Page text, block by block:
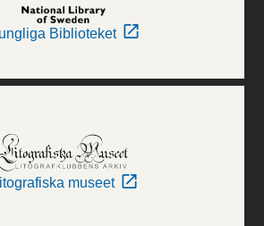
Biblioteket
museet